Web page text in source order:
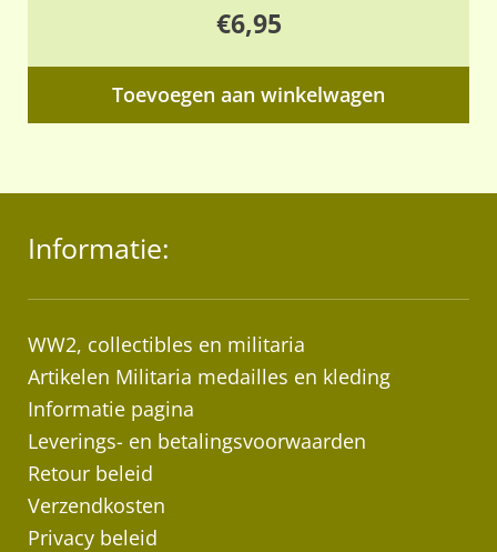
€6,95
Toevoegen aan winkelwagen
Informatie:
WW2, collectibles en militaria
Artikelen Militaria medailles en kleding
Informatie pagina
Leverings- en betalingsvoorwaarden
Retour beleid
Verzendkosten
Privacy beleid